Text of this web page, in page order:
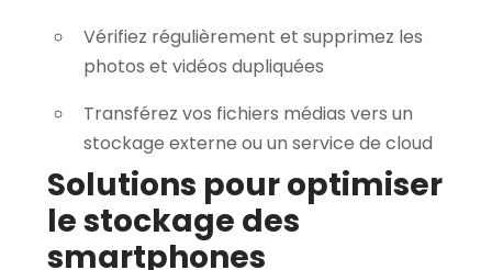
Vérifiez régulièrement et supprimez les
photos et vidéos dupliquées
Transférez vos fichiers médias vers un
stockage externe ou un service de cloud
Solutions pour optimiser
le stockage des
smartphones